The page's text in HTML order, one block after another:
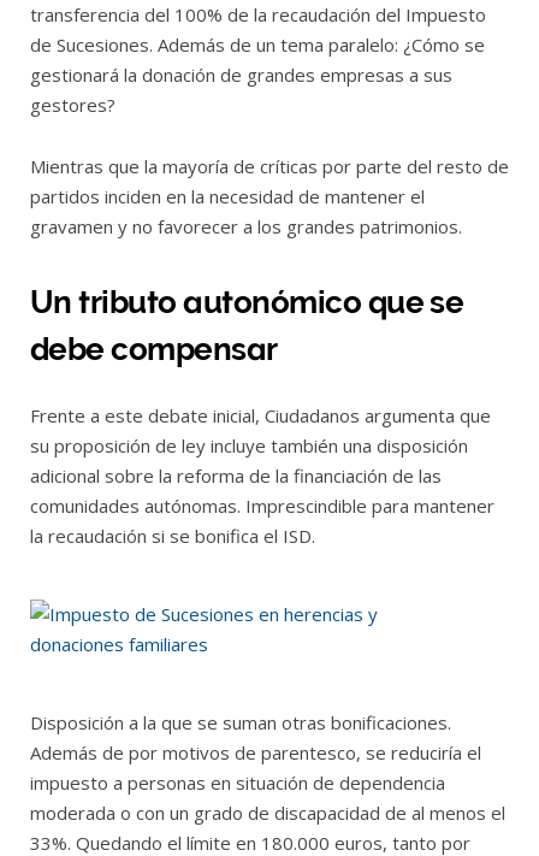
transferencia del 100% de la recaudación del Impuesto
de Sucesiones. Además de un tema paralelo: ¿Cómo se
gestionará la donación de grandes empresas a sus
gestores?
Mientras que la mayoría de críticas por parte del resto de
partidos inciden en la necesidad de mantener el
gravamen y no favorecer a los grandes patrimonios.
Un tributo autonómico que se
debe compensar
Frente a este debate inicial, Ciudadanos argumenta que
su proposición de ley incluye también una disposición
adicional sobre la reforma de la financiación de las
comunidades autónomas. Imprescindible para mantener
la recaudación si se bonifica el ISD.
Disposición a la que se suman otras bonificaciones.
Además de por motivos de parentesco, se reduciría el
impuesto a personas en situación de dependencia
moderada o con un grado de discapacidad de al menos el
33%. Quedando el límite en 180.000 euros, tanto por